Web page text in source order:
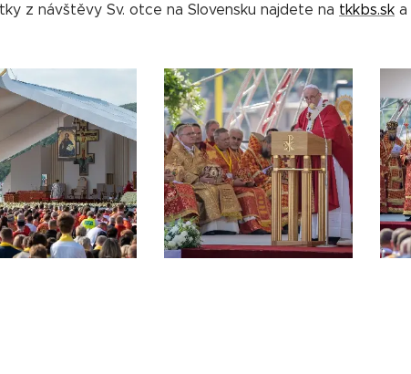
z návštěvy Sv. otce na Slovensku najdete na tkkbs.sk a